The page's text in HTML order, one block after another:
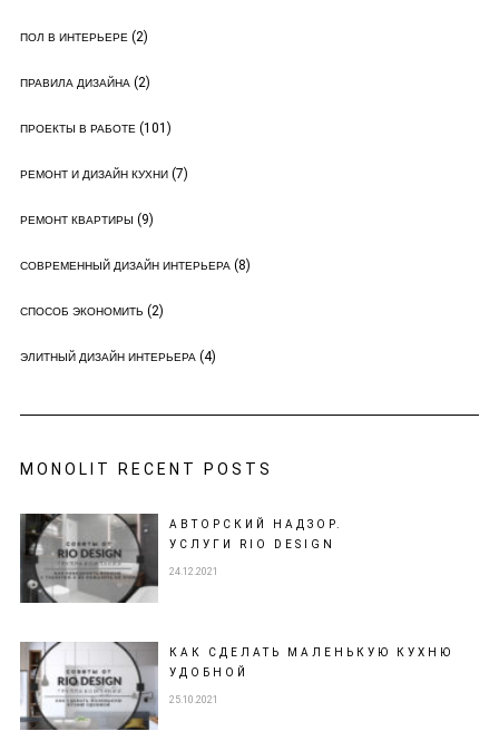
ПОЛ В ИНТЕРЬЕРЕ(2)
ПРАВИЛА ДИЗАЙНА(2)
ПРОЕКТЫ В РАБОТЕ(101)
РЕМОНТ И ДИЗАЙН КУХНИ(7)
РЕМОНТ КВАРТИРЫ (9)
СОВРЕМЕННЫЙ ДИЗАЙН ИНТЕРЬЕРА(8)
СПОСОБ ЭКОНОМИТЬ (2)
ЭЛИТНЫЙ ДИЗАЙН ИНТЕРЬЕРА(4)
MONOLIT RECENT POSTS
АВТОРСКИЙ НАДЗОР.
УСЛУГИ RIO DESIGN
24.12.2021
КАК СДЕЛАТЬ МАЛЕНЬКУЮ КУХНЮ
УДОБНОЙ
25.10.2021